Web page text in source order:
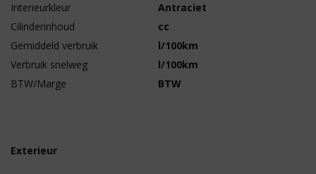
Interieurkleur
Antraciet
Cilinderinhoud
cc
Gemiddeld verbruik
l/100km
Verbruik snelweg
l/100km
BTW/Marge
BTW
Exterieur